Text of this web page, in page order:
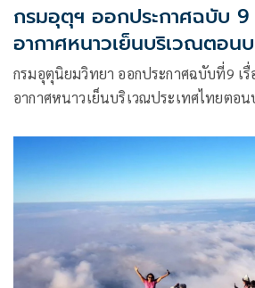
กรมอุตุฯ ออกประกาศฉบับ 9
อากาศหนาวเย็นบริเวณตอน
ธ.ค.
กรมอุตุนิยมวิทยา ออกประกาศฉบับที่9 เรื่
อากาศหนาวเย็นบริเวณประเทศไทยตอ